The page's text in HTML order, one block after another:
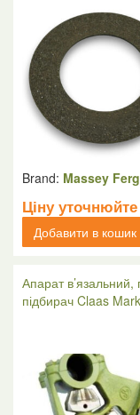
Brand: Massey
Ціну уточнюйте
Добавити в кошик
Апарат в’язальний,
підбирач Claas